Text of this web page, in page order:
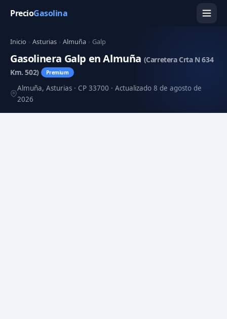
PrecioGasolina
Inicio › Asturias › Almuña › Galp
Gasolinera Galp en Almuña (Carretera Crta N 634
Km. 502)
Premium
Almuña, Asturias · CP 33700 · Actualizado 8 de agosto de
2026